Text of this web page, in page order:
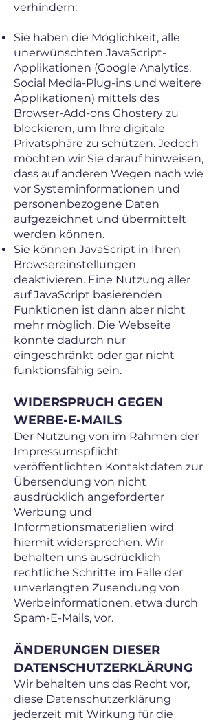
verhindern:
Sie haben die Möglichkeit, alle
unerwünschten JavaScript-
Applikationen (Google Analytics,
Social Media-Plug-ins und weitere
Applikationen) mittels des
Browser-Add-ons Ghostery zu
blockieren, um Ihre digitale
Privatsphäre zu schützen. Jedoch
möchten wir Sie darauf hinweisen,
dass auf anderen Wegen nach wie
vor Systeminformationen und
personenbezogene Daten
aufgezeichnet und übermittelt
werden können.
Sie können JavaScript in Ihren
Browsereinstellungen
deaktivieren. Eine Nutzung aller
auf JavaScript basierenden
Funktionen ist dann aber nicht
mehr möglich. Die Webseite
könnte dadurch nur
eingeschränkt oder gar nicht
funktionsfähig sein.
WIDERSPRUCH GEGEN
WERBE-E-MAILS
Der Nutzung von im Rahmen der
Impressumspflicht
veröffentlichten Kontaktdaten zur
Übersendung von nicht
ausdrücklich angeforderter
Werbung und
Informationsmaterialien wird
hiermit widersprochen. Wir
behalten uns ausdrücklich
rechtliche Schritte im Falle der
unverlangten Zusendung von
Werbeinformationen, etwa durch
Spam-E-Mails, vor.
ÄNDERUNGEN DIESER
DATENSCHUTZERKLÄRUNG
Wir behalten uns das Recht vor,
diese Datenschutzerklärung
jederzeit mit Wirkung für die